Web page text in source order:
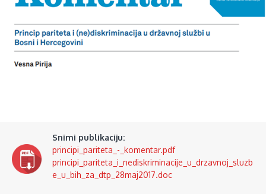
Snimi publikaciju:
principi_pariteta_-_komentar.pdf
principi_pariteta_i_nediskriminacije_u_drzavnoj_sluzb
e_u_bih_za_dtp_28maj2017.doc